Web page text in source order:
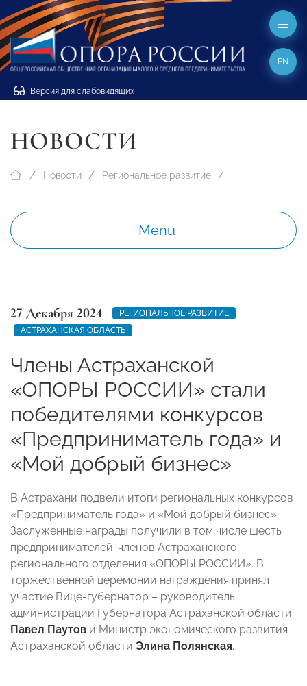
Версия для слабовидящих
EN
НОВОСТИ
Новости Региональное развитие
Menu
27 Декабря 2024
РЕГИОНАЛЬНОЕ РАЗВИТИЕ
АСТРАХАНСКАЯ ОБЛАСТЬ
Члены Астраханской
«ОПОРЫ РОССИИ» стали
победителями конкурсов
«Предприниматель года» и
«Мой добрый бизнес»
В Астрахани подвели итоги региональных конкурсов
«Предприниматель года» и «Мой добрый бизнес».
Заслуженные награды получили в том числе шесть
предпринимателей-членов Астраханского
регионального отделения «ОПОРЫ РОССИИ». В
торжественной церемонии награждения принял
участие Вице-губернатор – руководитель
администрации Губернатора Астраханской области
Павел Паутов и Министр экономического развития
Астраханской области Элина Полянская.